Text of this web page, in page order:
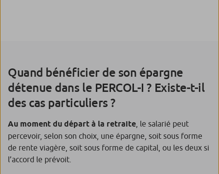
Quand bénéficier de son épargne
détenue dans le PERCOL-I ? Existe-t-il
des cas particuliers ?
Au moment du départ à la retraite , le salarié peut
percevoir, selon son choix, une épargne, soit sous forme
de rente viagère, soit sous forme de capital, ou les deux si
l’accord le prévoit.